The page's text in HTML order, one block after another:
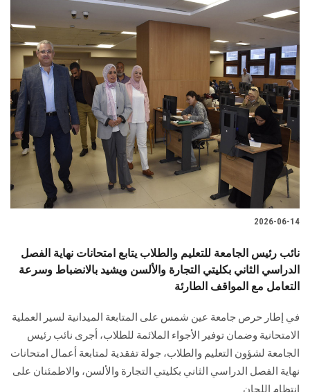
2026-06-14
نائب رئيس الجامعة للتعليم والطلاب يتابع امتحانات نهاية الفصل
الدراسي الثاني بكليتي التجارة والألسن ويشيد بالانضباط وسرعة
التعامل مع المواقف الطارئة
في إطار حرص جامعة عين شمس على المتابعة الميدانية لسير العملية
الامتحانية وضمان توفير الأجواء الملائمة للطلاب، أجرى نائب رئيس
الجامعة لشؤون التعليم والطلاب، جولة تفقدية لمتابعة أعمال امتحانات
نهاية الفصل الدراسي الثاني بكليتي التجارة والألسن، والاطمئنان على
انتظام اللجان